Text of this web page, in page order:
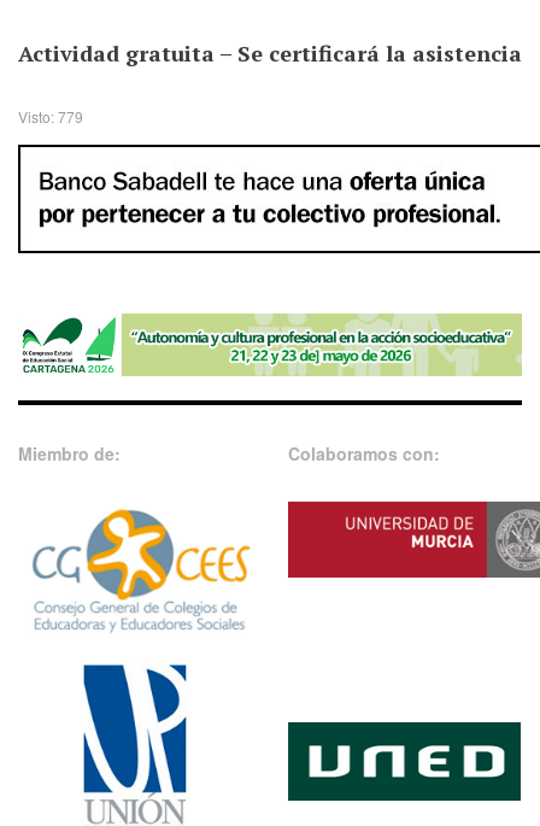
Actividad gratuita – Se certificará la asistencia
Visto: 779
Miembro de: Colaboramos con: